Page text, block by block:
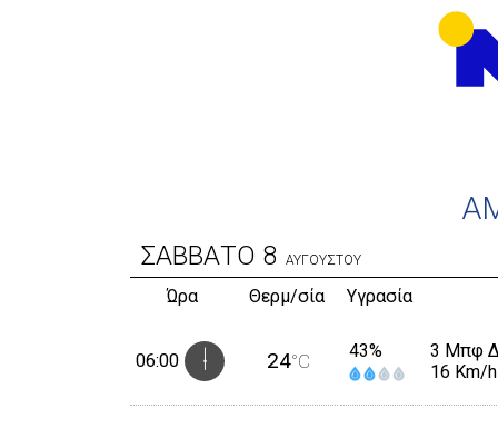
ΣΑΒΒΑΤΟ 8 ΑΥΓΟΥΣΤΟΥ
Ώρα Θερμ/σία Υγρασία
06:00 24°C 43%
3 Μπφ
16 Km/h